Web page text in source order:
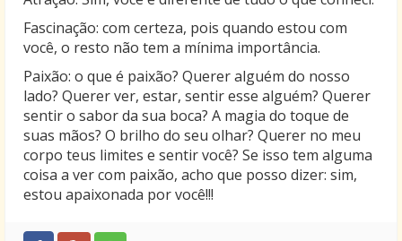
Fascinação: com certeza, pois quando estou com
você, o resto não tem a mínima importância.
Paixão: o que é paixão? Querer alguém do nosso
lado? Querer ver, estar, sentir esse alguém? Querer
sentir o sabor da sua boca? A magia do toque de
suas mãos? O brilho do seu olhar? Querer no meu
corpo teus limites e sentir você? Se isso tem alguma
coisa a ver com paixão, acho que posso dizer: sim,
estou apaixonada por você!!!